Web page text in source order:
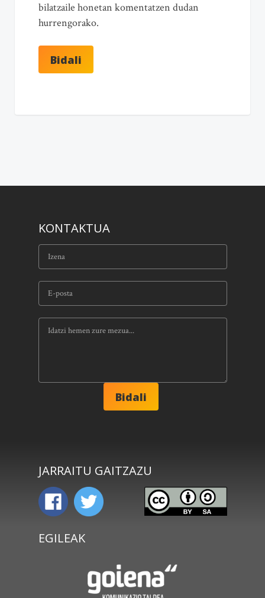
bilatzaile honetan komentatzen dudan
hurrengorako.
KONTAKTUA
JARRAITU GAITZAZU
EGILEAK